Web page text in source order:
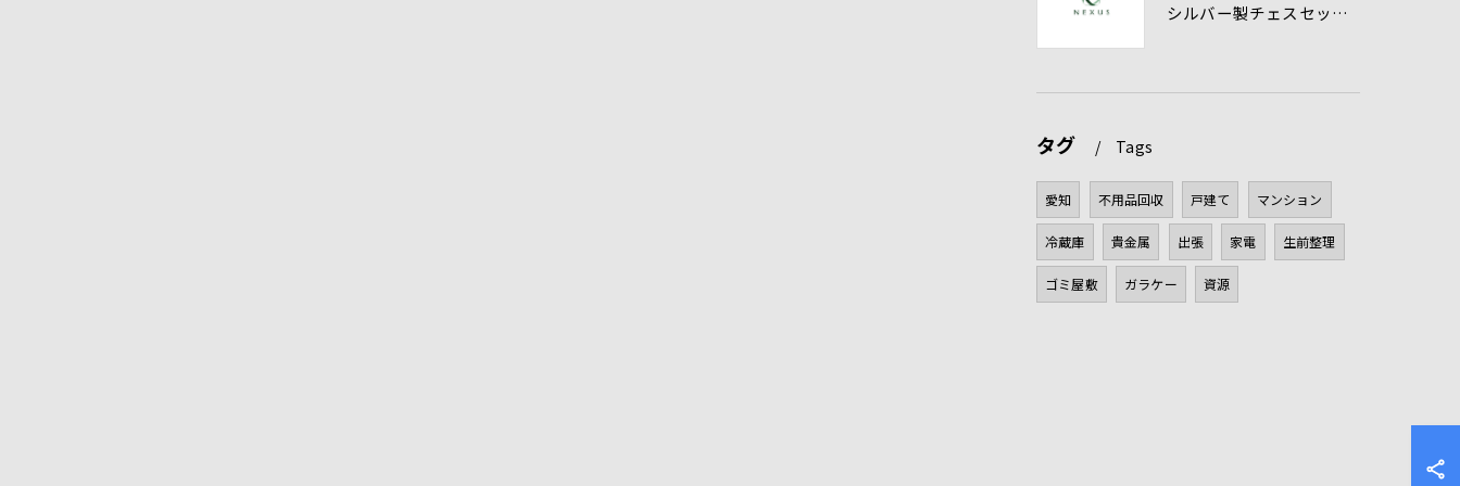
シルバー製チェスセット買取を愛知県で高く売るための査定ポイントと貴金属の評価基準
タグ Tags
愛知 不用品回収 戸建て マンション
冷蔵庫 貴金属 出張 家電 生前整理
ゴミ屋敷 ガラケー 資源